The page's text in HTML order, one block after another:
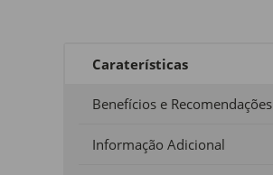
Caraterísticas
Benefícios e Recomendações
Informação Adicional